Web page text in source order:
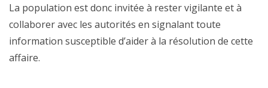
La population est donc invitée à rester vigilante et à
collaborer avec les autorités en signalant toute
information susceptible d’aider à la résolution de cette
affaire.